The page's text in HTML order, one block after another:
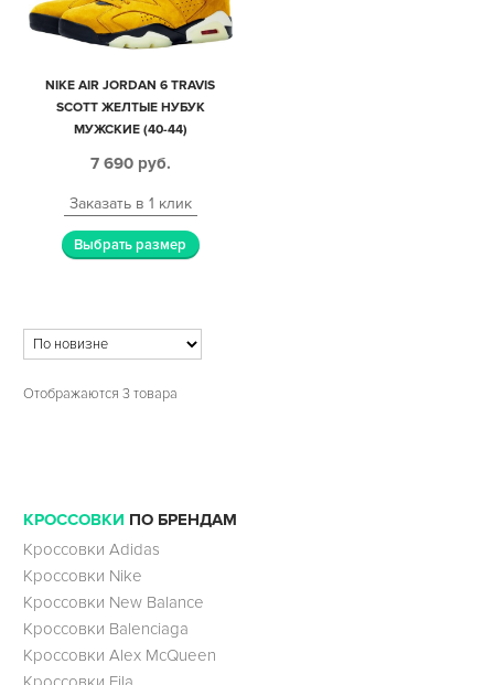
NIKE AIR JORDAN 6 TRAVIS
SCOTT ЖЕЛТЫЕ НУБУК
МУЖСКИЕ (40-44)
7 690 руб.
Заказать в 1 клик
Выбрать размер
Отображаются 3 товара
КРОССОВКИ ПО БРЕНДАМ
Кроссовки Adidas
Кроссовки Nike
Кроссовки New Balance
Кроссовки Balenciaga
Кроссовки Alex McQueen